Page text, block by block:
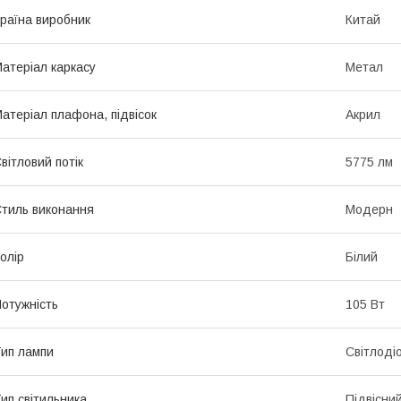
виробник Китай
каркасу Метал
плафона, підвісок Акрил
потік 5775 лм
виконання Модерн
Білий
105 Вт
лампи